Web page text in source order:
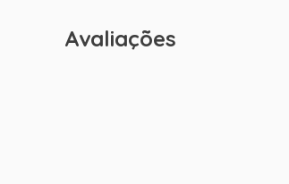
Avaliações